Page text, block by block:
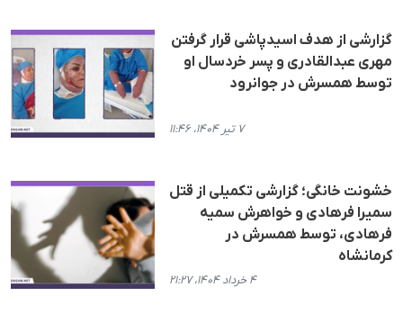
گزارشی از هدف اسیدپاشی قرار گرفتن
مهری عبدالقادری و پسر خردسال او
توسط همسرش در جوانرود
۷ تیر ۱۴۰۴، ۱۱:۴۶
خشونت خانگی؛ گزارشی تکمیلی از قتل
سمیرا فرهادی و خواهرش سمیە
فرهادی، توسط همسرش در
کرمانشاه
۴ خرداد ۱۴۰۴، ۲۱:۲۷